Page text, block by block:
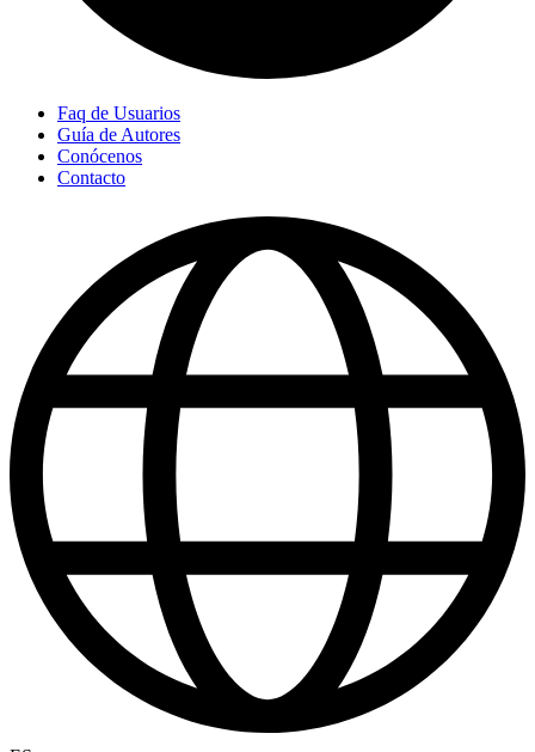
Faq de Usuarios
Guía de Autores
Conócenos
Contacto